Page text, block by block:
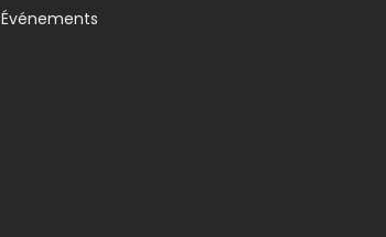
Événements